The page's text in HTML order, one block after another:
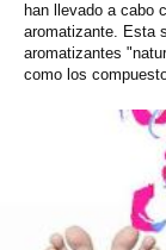
han llevado a cabo
aromatizante. Esta
aromatizantes
como los